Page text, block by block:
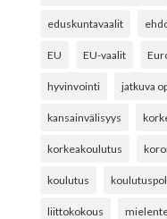
eduskuntavaalit
EU EU-vaalit
hyvinvointi jatkuva
kansainvälisyys
korkeakoulutus
koulutus
liittokokous